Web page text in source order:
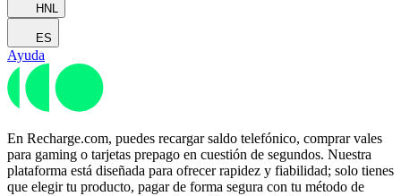
HNL
ES
Ayuda
En Recharge.com, puedes recargar saldo telefónico, comprar vales
para gaming o tarjetas prepago en cuestión de segundos. Nuestra
plataforma está diseñada para ofrecer rapidez y fiabilidad; solo tienes
que elegir tu producto, pagar de forma segura con tu método de